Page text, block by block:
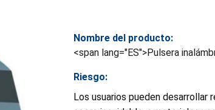
Nombre del producto:
<span lang="ES">Pulsera
Riesgo:
Los usuarios pueden desarrollar